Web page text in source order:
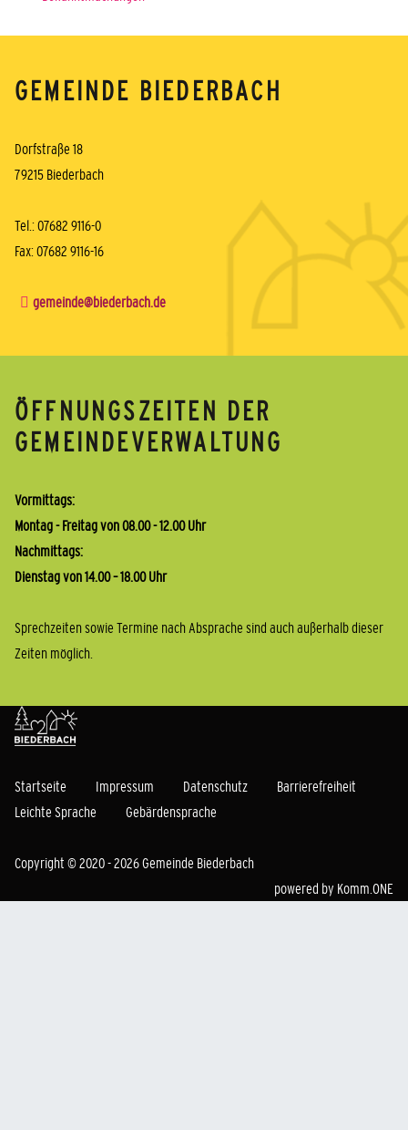
GEMEINDE BIEDERBACH
Dorfstraße 18
79215 Biederbach
Tel.: 07682 9116-0
Fax: 07682 9116-16
gemeinde@biederbach.de
ÖFFNUNGSZEITEN DER
GEMEINDEVERWALTUNG
Vormittags:
Montag - Freitag von 08.00 - 12.00 Uhr
Nachmittags:
Dienstag von 14.00 – 18.00 Uhr
Sprechzeiten sowie Termine nach Absprache sind auch außerhalb dieser
Zeiten möglich.
Startseite Impressum Datenschutz
Barrierefreiheit
Leichte Sprache
Gebärdensprache
Copyright © 2020 - 2026 Gemeinde Biederbach
powered by Komm.ONE